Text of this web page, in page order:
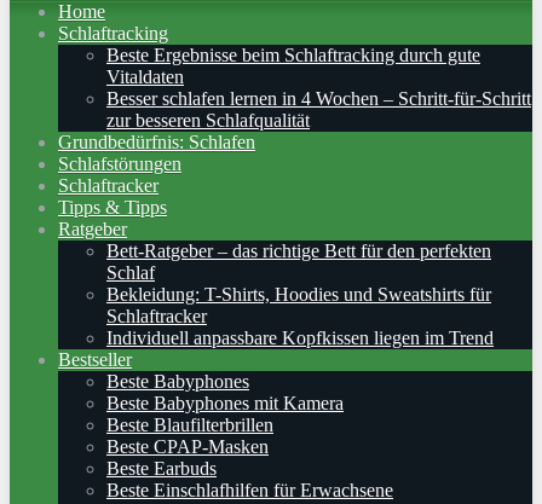
Home
Schlaftracking
Beste Ergebnisse beim Schlaftracking durch gute
Vitaldaten
Besser schlafen lernen in 4 Wochen – Schritt‑für‑Schritt
zur besseren Schlafqualität
Grundbedürfnis: Schlafen
Schlafstörungen
Schlaftracker
Tipps & Tipps
Ratgeber
Bett-Ratgeber – das richtige Bett für den perfekten
Schlaf
Bekleidung: T-Shirts, Hoodies und Sweatshirts für
Schlaftracker
Individuell anpassbare Kopfkissen liegen im Trend
Bestseller
Beste Babyphones
Beste Babyphones mit Kamera
Beste Blaufilterbrillen
Beste CPAP-Masken
Beste Earbuds
Beste Einschlafhilfen für Erwachsene